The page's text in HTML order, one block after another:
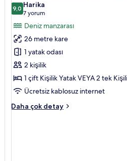
Premium
Room
Sea
View
Adults
Only
için
tüm
fotoğrafları
9,09,0 / 10
Harika
7 yorum
(7
yorum)
Deniz manzarası
26 metre kare
1 yatak odası
2 kişilik
1 çift Kişilik Yatak VEYA 2 tek
Ücretsiz kablosuz internet
Daha çok detay
The